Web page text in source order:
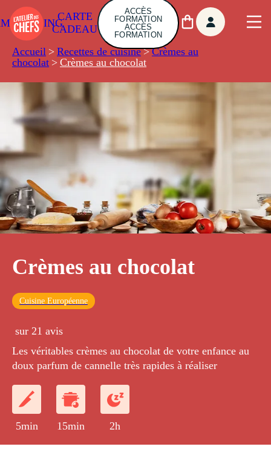
CARTE
CADEAU
ACCÈS
FORMATION
ACCÈS
FORMATION
Accueil > Recettes de cuisine > Crèmes au
chocolat > Crèmes au chocolat
Crèmes au chocolat
Cuisine Européenne
sur 21 avis
Les véritables crèmes au chocolat de votre enfance au
doux parfum de cannelle très rapides à réaliser
5min 15min 2h